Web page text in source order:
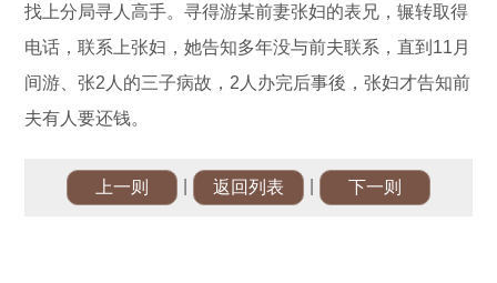
找上分局寻人高手。寻得游某前妻张妇的表兄，辗转取得
电话，联系上张妇，她告知多年没与前夫联系，直到11月
间游、张2人的三子病故，2人办完后事後，张妇才告知前
夫有人要还钱。
上一则 返回列表 下一则